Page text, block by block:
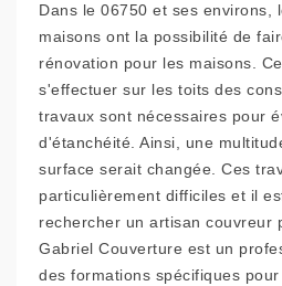
Dans le 06750 et ses environs,
maisons ont la possibilité de
rénovation pour les maisons.
s'effectuer sur les toits des
travaux sont nécessaires pour
d'étanchéité. Ainsi, une
surface serait changée. Ces
particulièrement difficiles et il
rechercher un artisan couvreur
Gabriel Couverture est un
des formations spécifiques